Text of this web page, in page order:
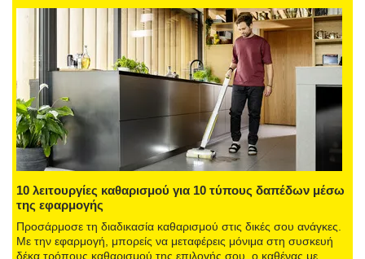
10 λειτουργίες καθαρισμού για 10 τύπους δαπέδων μέσω
της εφαρμογής
Προσάρμοσε τη διαδικασία καθαρισμού στις δικές σου ανάγκες.
Με την εφαρμογή, μπορείς να μεταφέρεις μόνιμα στη συσκευή
δέκα τρόπους καθαρισμού της επιλογής σου, ο καθένας με